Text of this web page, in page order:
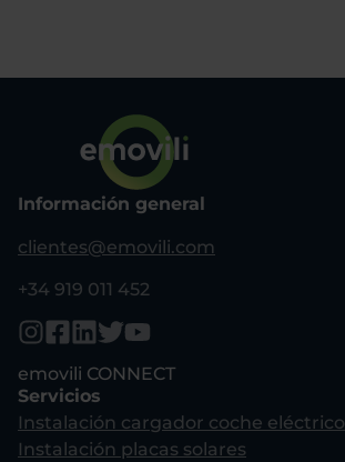
Información general
clientes@emovili.com
+34 919 011 452
emovili CONNECT
Servicios
Instalación cargador coche eléctrico
Instalación placas solares